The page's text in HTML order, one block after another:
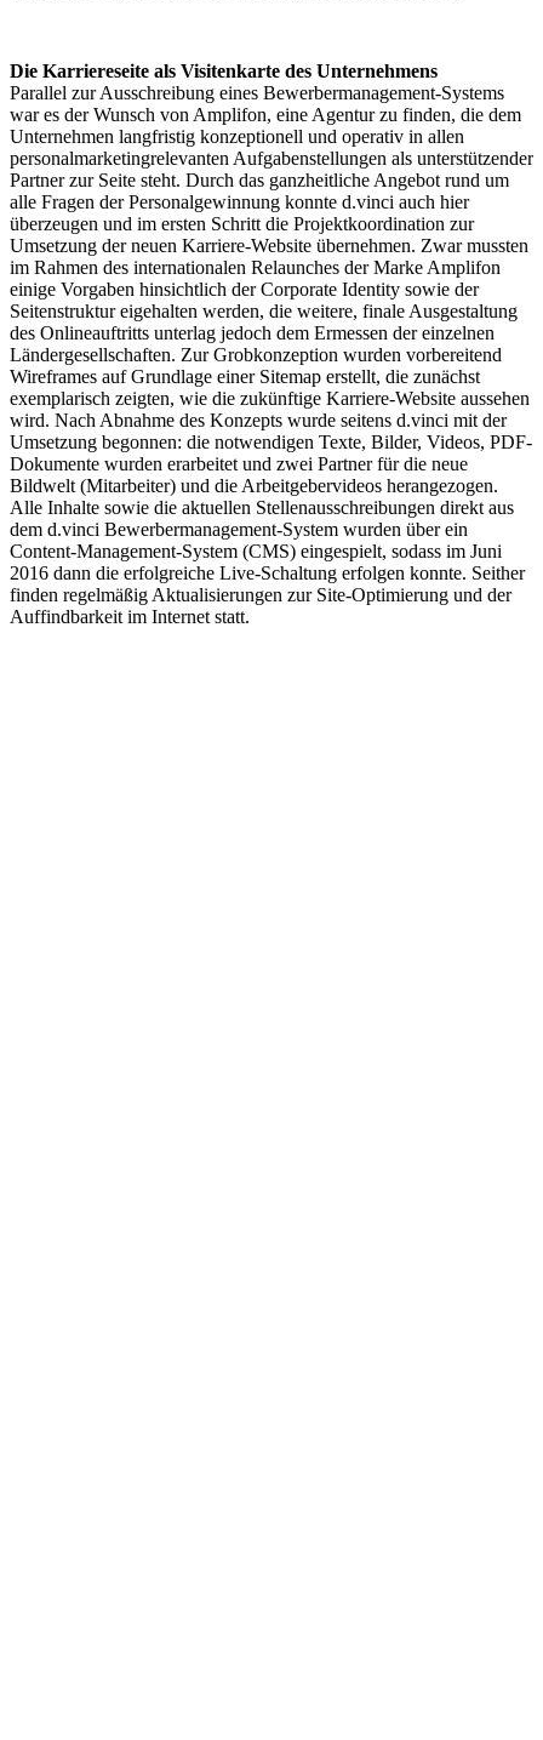
Die Karriereseite als Visitenkarte des Unternehmens
Parallel zur Ausschreibung eines Bewerbermanagement-Systems
war es der Wunsch von Amplifon, eine Agentur zu finden, die dem
Unternehmen langfristig konzeptionell und operativ in allen
personalmarketingrelevanten Aufgabenstellungen als unterstützender
Partner zur Seite steht. Durch das ganzheitliche Angebot rund um
alle Fragen der Personalgewinnung konnte d.vinci auch hier
überzeugen und im ersten Schritt die Projektkoordination zur
Umsetzung der neuen Karriere-Website übernehmen. Zwar mussten
im Rahmen des internationalen Relaunches der Marke Amplifon
einige Vorgaben hinsichtlich der Corporate Identity sowie der
Seitenstruktur eigehalten werden, die weitere, finale Ausgestaltung
des Onlineauftritts unterlag jedoch dem Ermessen der einzelnen
Ländergesellschaften. Zur Grobkonzeption wurden vorbereitend
Wireframes auf Grundlage einer Sitemap erstellt, die zunächst
exemplarisch zeigten, wie die zukünftige Karriere-Website aussehen
wird. Nach Abnahme des Konzepts wurde seitens d.vinci mit der
Umsetzung begonnen: die notwendigen Texte, Bilder, Videos, PDF-
Dokumente wurden erarbeitet und zwei Partner für die neue
Bildwelt (Mitarbeiter) und die Arbeitgebervideos herangezogen.
Alle Inhalte sowie die aktuellen Stellenausschreibungen direkt aus
dem d.vinci Bewerbermanagement-System wurden über ein
Content-Management-System (CMS) eingespielt, sodass im Juni
2016 dann die erfolgreiche Live-Schaltung erfolgen konnte. Seither
finden regelmäßig Aktualisierungen zur Site-Optimierung und der
Auffindbarkeit im Internet statt.